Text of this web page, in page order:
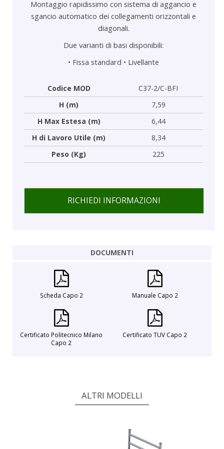
Montaggio rapidissimo con sistema di aggancio e
sgancio automatico dei collegamenti orizzontali e
diagonali.
Due varianti di basi disponibili:
• Fissa standard • Livellante
Codice MOD
C37-2/C-BFI
H (m)
7,59
H Max Estesa (m)
6,44
H di Lavoro Utile (m)
8,34
Peso (Kg)
225
RICHIEDI INFORMAZIONI
DOCUMENTI
Scheda Capo 2 Manuale Capo 2
Certificato Politecnico Milano
Capo 2
Certificato TUV Capo 2
ALTRI MODELLI